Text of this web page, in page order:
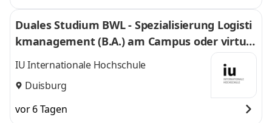
Duales Studium BWL - Spezialisierung Logisti
kmanagement (B.A.) am Campus oder virtuel
l
IU Internationale Hochschule
Duisburg
vor 6 Tagen